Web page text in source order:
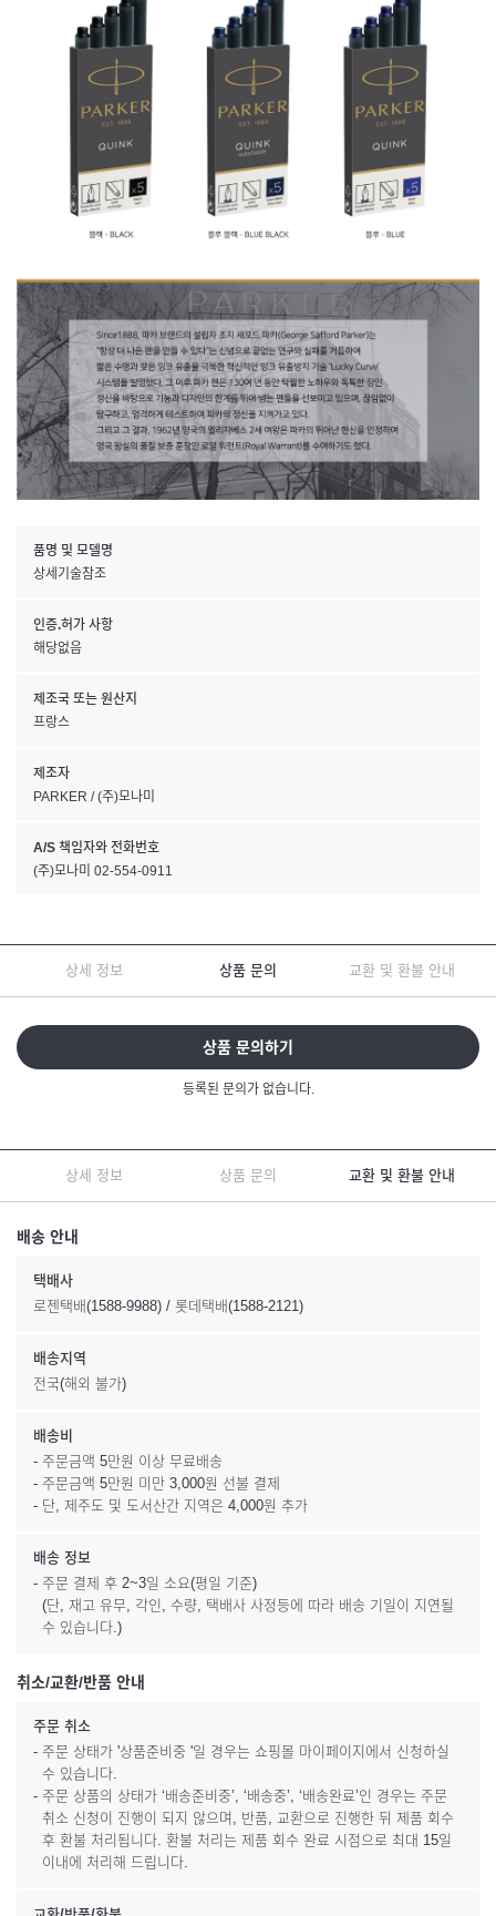
품명 및 모델명
상세기술참조
인증.허가 사항
해당없음
제조국 또는 원산지
프랑스
제조자
PARKER / (주)모나미
A/S 책임자와 전화번호
(주)모나미 02-554-0911
상세 정보 상품 문의 교환 및 환불 안내
상품 문의하기
등록된 문의가 없습니다.
상세 정보 상품 문의 교환 및 환불 안내
배송 안내
택배사
로젠택배(1588-9988) / 롯데택배(1588-2121)
배송지역
전국(해외 불가)
배송비
- 주문금액 5만원 이상 무료배송
- 주문금액 5만원 미만 3,000원 선불 결제
- 단, 제주도 및 도서산간 지역은 4,000원 추가
배송 정보
- 주문 결제 후 2~3일 소요(평일 기준)
(단, 재고 유무, 각인, 수량, 택배사 사정등에 따라 배송 기일이 지연될
수 있습니다.)
취소/교환/반품 안내
주문 취소
- 주문 상태가 '상품준비중 '일 경우는 쇼핑몰 마이페이지에서 신청하실
수 있습니다.
- 주문 상품의 상태가 ‘배송준비중’, ‘배송중’, ‘배송완료’인 경우는 주문
취소 신청이 진행이 되지 않으며, 반품, 교환으로 진행한 뒤 제품 회수
후 환불 처리됩니다. 환불 처리는 제품 회수 완료 시점으로 최대 15일
이내에 처리해 드립니다.